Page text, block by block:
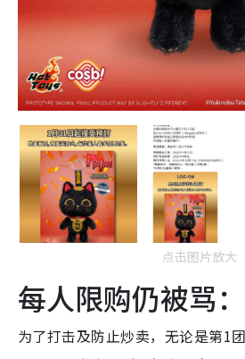
点击图片放大
每人限购仍被骂
为了打击及防止炒卖，无论是第1